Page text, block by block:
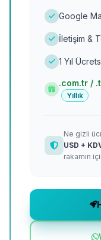
Google
İletişim &
1 Yıl
.com.tr /
Yıllık
Ne gizli
USD +
rakamın